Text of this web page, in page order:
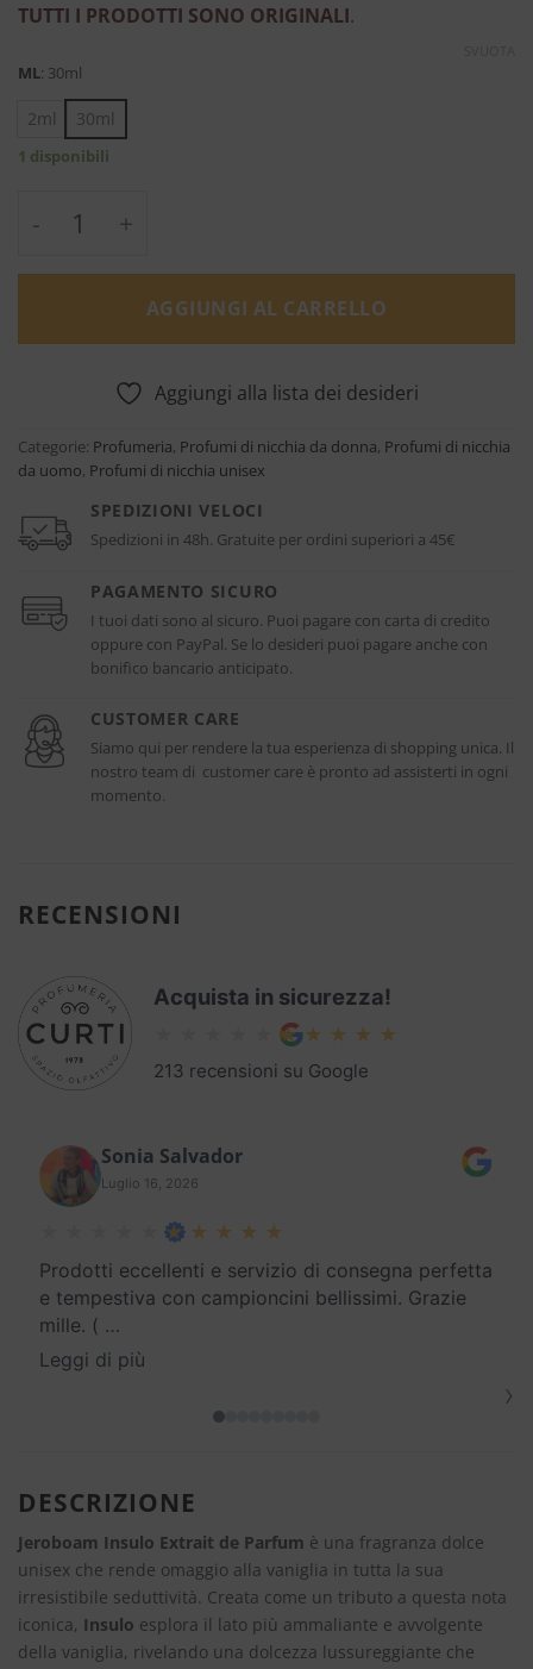
TUTTI I PRODOTTI SONO ORIGINALI.
ML: 30ml
2ml 30ml
1 disponibili
Insulo - Jeroboam quantità
AGGIUNGI AL CARRELLO
Aggiungi alla lista dei desideri
Categorie: Profumeria, Profumi di nicchia da donna, Profumi di nicchia
da uomo, Profumi di nicchia unisex
SPEDIZIONI VELOCI
Spedizioni in 48h. Gratuite per ordini superiori a 45€
PAGAMENTO SICURO
I tuoi dati sono al sicuro. Puoi pagare con carta di credito
oppure con PayPal. Se lo desideri puoi pagare anche con
bonifico bancario anticipato.
CUSTOMER CARE
Siamo qui per rendere la tua esperienza di shopping unica. Il
nostro team di customer care è pronto ad assisterti in ogni
momento.
RECENSIONI
Acquista in sicurezza!
213 recensioni su Google
Sonia Salvador
Luglio 16, 2026
Prodotti eccellenti e servizio di consegna perfetta
e tempestiva con campioncini bellissimi. Grazie
mille. ( …
Leggi di più
›
DESCRIZIONE
Jeroboam Insulo Extrait de Parfum è una fragranza dolce
unisex che rende omaggio alla vaniglia in tutta la sua
irresistibile seduttività. Creata come un tributo a questa nota
iconica, Insulo esplora il lato più ammaliante e avvolgente
della vaniglia, rivelando una dolcezza lussureggiante che